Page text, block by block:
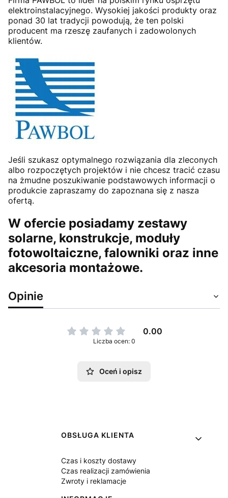
elektroinstalacyjnego. Wysokiej jakości produkty oraz
ponad 30 lat tradycji powodują, że ten polski
producent ma rzeszę zaufanych i zadowolonych
klientów.
Jeśli szukasz optymalnego rozwiązania dla zleconych
albo rozpoczętych projektów i nie chcesz tracić czasu
na żmudne poszukiwanie podstawowych informacji o
produkcie zapraszamy do zapoznana się z nasza
ofertą.
W ofercie posiadamy zestawy
solarne, konstrukcje, moduły
fotowoltaiczne, falowniki oraz inne
akcesoria montażowe.
Opinie
0.00
Liczba ocen: 0
Oceń i opisz
Linki w stopce
OBSŁUGA KLIENTA
Czas i koszty dostawy
Czas realizacji zamówienia
Zwroty i reklamacje